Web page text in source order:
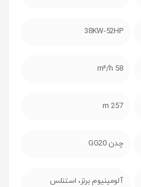
38KW-52HP
58 m³/h
257 m
چدن GG20
آلومینیوم برنز، استنلس